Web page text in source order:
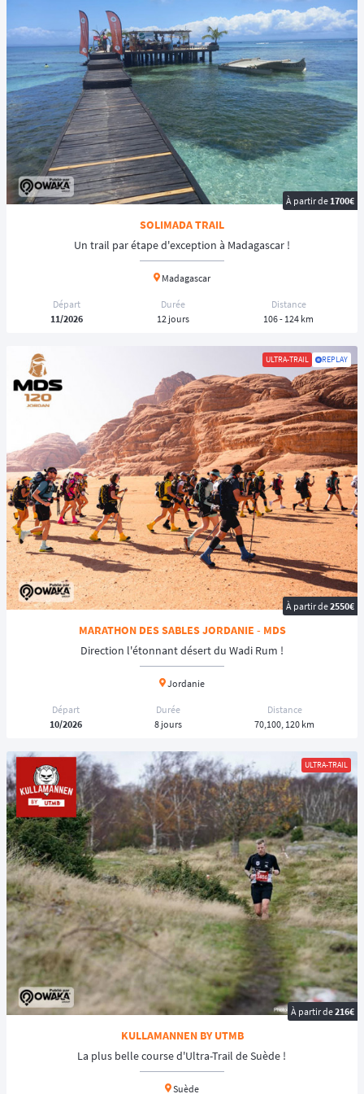
👉️Hardrock 100: Un ultra trail exigeant de161 kmdans les montagnes
de San Juan, auColorado, avec plus de 10 000 mètres de dénivelé.
👉️Diagonale des Fous: Également connue sous le nom deGrand Raid
de la Réunion, cette course traversel'île de la Réunionsur environ165
kmavec un dénivelé positif de plus de 9 000 mètres.
Le chrono tourne, l'aventure vous attend. Explorez dès maintenant
notrecalendrier Ultra-Trailet cochez la date de votre prochain exploit !
À partir de 1700€
SOLIMADA TRAIL
Un trail par étape d'exception à Madagascar !
Madagascar
Départ
11/2026
Durée
12 jours
Distance
106 - 124 km
ULTRA-TRAIL REPLAY
À partir de2550€
MARATHON DES SABLES JORDANIE - MDS
Direction l'étonnant désert du Wadi Rum !
Jordanie
Départ
10/2026
Durée
8 jours
Distance
70,100, 120 km
ULTRA-TRAIL
À partir de216€
KULLAMANNEN BY UTMB
La plus belle course d'Ultra-Trail de Suède !
Suède